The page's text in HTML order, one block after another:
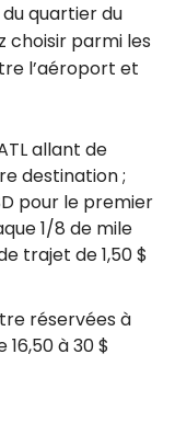
quartier du
choisir parmi les
l’aéroport et
allant de
destination ;
pour le premier
1/8 de mile
trajet de 1,50 $
réservées à
à 30 $